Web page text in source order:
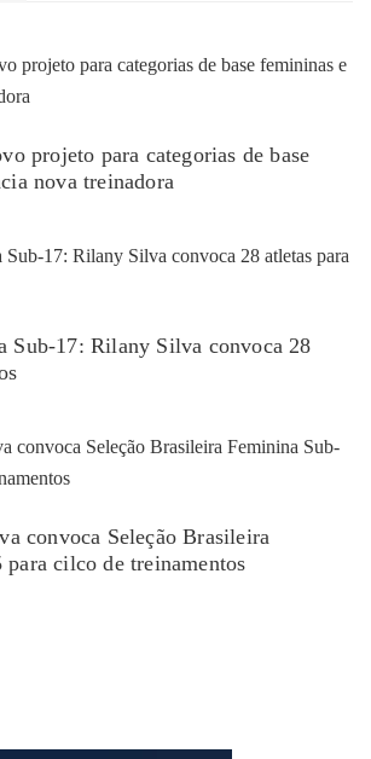
projeto para categorias de base
nova treinadora
Sub-17: Rilany Silva convoca 28
convoca Seleção Brasileira
para cilco de treinamentos